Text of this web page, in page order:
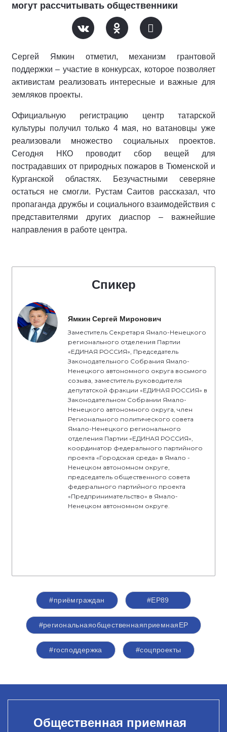
могут рассчитывать общественники
Сергей Ямкин отметил, механизм грантовой
поддержки – участие в конкурсах, которое позволяет
активистам реализовать интересные и важные для
земляков проекты.
Официальную регистрацию центр татарской
культуры получил только 4 мая, но ватановцы уже
реализовали множество социальных проектов.
Сегодня НКО проводит сбор вещей для
пострадавших от природных пожаров в Тюменской и
Курганской областях. Безучастными северяне
остаться не смогли. Рустам Саитов рассказал, что
пропаганда дружбы и социального взаимодействия с
представителями других диаспор – важнейшие
направления в работе центра.
Спикер
Ямкин Сергей Миронович
Заместитель Секретаря Ямало-Ненецкого
регионального отделения Партии
«ЕДИНАЯ РОССИЯ», Председатель
Законодательного Собрания Ямало-
Ненецкого автономного округа восьмого
созыва, заместитель руководителя
депутатской фракции «ЕДИНАЯ РОССИЯ» в
Законодательном Собрании Ямало-
Ненецкого автономного округа, член
Регионального политического совета
Ямало-Ненецкого регионального
отделения Партии «ЕДИНАЯ РОССИЯ»,
координатор федерального партийного
проекта «Городская среда» в Ямало -
Ненецком автономном округе,
председатель общественного совета
федерального партийного проекта
«Предпринимательство» в Ямало-
Ненецком автономном округе.
#приёмграждан #ЕР89
#региональнаяобщественнаяприемнаяЕР
#господдержка #соцпроекты
Общественная приемная